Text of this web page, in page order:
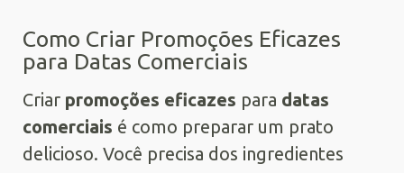
Como Criar Promoções Eficazes
para Datas Comerciais
Criar promoções eficazes para datas
comerciais é como preparar um prato
delicioso. Você precisa dos ingredientes